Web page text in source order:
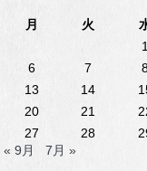
月
火
1
6
7
13
14
20
21
27
28
« 9月
7月 »